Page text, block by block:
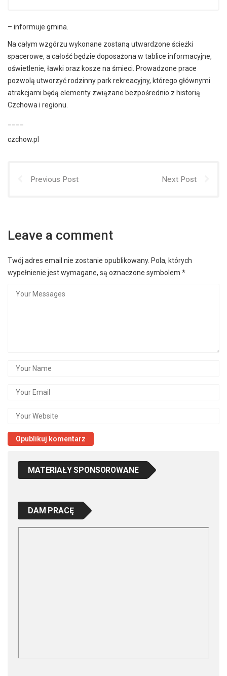
– informuje gmina.
Na całym wzgórzu wykonane zostaną utwardzone ścieżki
spacerowe, a całość będzie doposażona w tablice informacyjne,
oświetlenie, ławki oraz kosze na śmieci. Prowadzone prace
pozwolą utworzyć rodzinny park rekreacyjny, którego głównymi
atrakcjami będą elementy związane bezpośrednio z historią
Czchowa i regionu.
czchow.pl
Previous Post Next Post
Leave a comment
Twój adres email nie zostanie opublikowany. Pola, których
wypełnienie jest wymagane, są oznaczone symbolem *
MATERIAŁY SPONSOROWANE
DAM PRACĘ